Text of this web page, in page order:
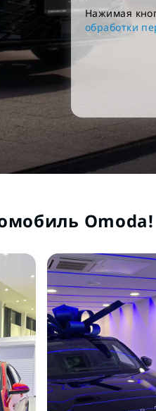
Нажимая
обработки
Omoda!